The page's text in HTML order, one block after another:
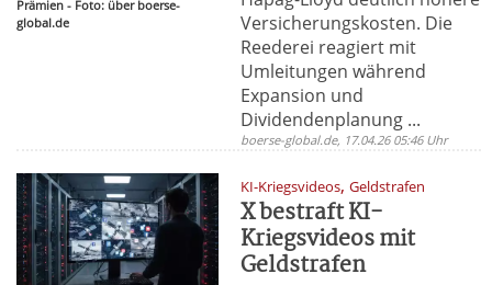
Prämien - Foto: über boerse-
global.de
Versicherungskosten. Die
Reederei reagiert mit
Umleitungen während
Expansion und
Dividendenplanung ...
boerse-global.de, 17.04.26 05:46 Uhr
KI-Kriegsvideos,Geldstrafen
X bestraft KI-
Kriegsvideos mit
Geldstrafen